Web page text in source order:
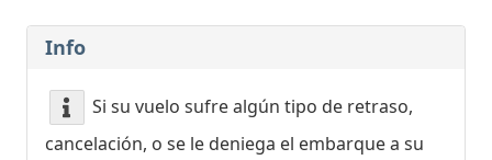
Info
Si su vuelo sufre algún tipo de retraso,
cancelación, o se le deniega el embarque a su